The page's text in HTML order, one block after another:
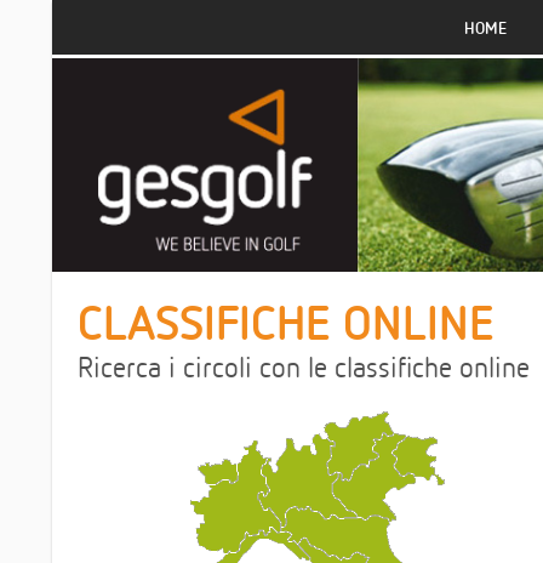
HOME
CLASSIFICHE ONLINE
Ricerca i circoli con le classifiche online